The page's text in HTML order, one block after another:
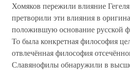
Хомяков пережили влияние
претворили эти влияния в
положившую основание русской
То была конкретная философия
отвлечённая философия
Славянофилы обнаружили в